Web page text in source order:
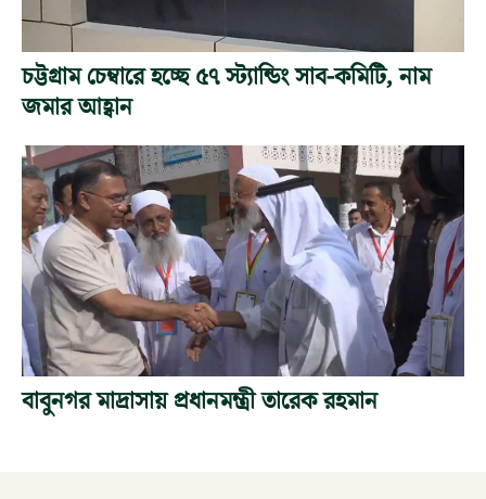
চট্টগ্রাম চেম্বারে হচ্ছে ৫৭ স্ট্যান্ডিং সাব-কমিটি, নাম
জমার আহ্বান
বাবুনগর মাদ্রাসায় প্রধানমন্ত্রী তারেক রহমান